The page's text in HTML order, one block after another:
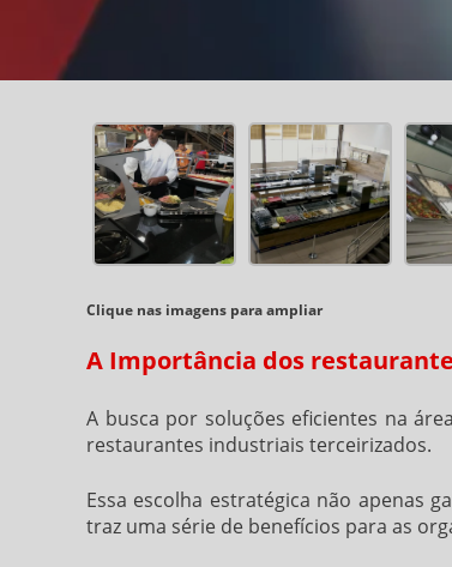
Clique nas imagens para ampliar
A Importância dos
A busca por soluções eficientes na
restaurantes industriais terceirizados.
Essa escolha estratégica não apenas
traz uma série de benefícios para as